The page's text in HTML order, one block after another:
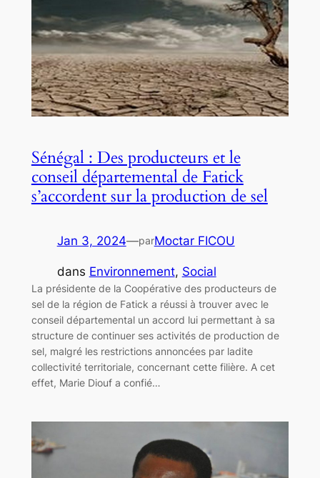
Sénégal : Des producteurs et le
conseil départemental de Fatick
s’accordent sur la production de sel
Jan 3, 2024—parMoctar FICOU
dans Environnement, Social
La présidente de la Coopérative des producteurs de
sel de la région de Fatick a réussi à trouver avec le
conseil départemental un accord lui permettant à sa
structure de continuer ses activités de production de
sel, malgré les restrictions annoncées par ladite
collectivité territoriale, concernant cette filière. A cet
effet, Marie Diouf a confié…